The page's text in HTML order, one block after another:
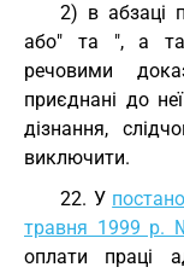
2) в абзаці
або" та ", а
речовими
приєднані до
дізнання,
виключити.
22. У
травня 1999 р.
оплати праці